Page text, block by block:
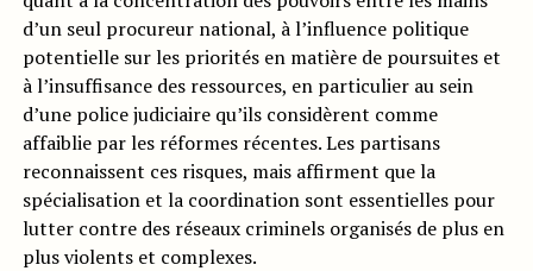
d’un seul procureur national, à l’influence politique
potentielle sur les priorités en matière de poursuites et
à l’insuffisance des ressources, en particulier au sein
d’une police judiciaire qu’ils considèrent comme
affaiblie par les réformes récentes. Les partisans
reconnaissent ces risques, mais affirment que la
spécialisation et la coordination sont essentielles pour
lutter contre des réseaux criminels organisés de plus en
plus violents et complexes.